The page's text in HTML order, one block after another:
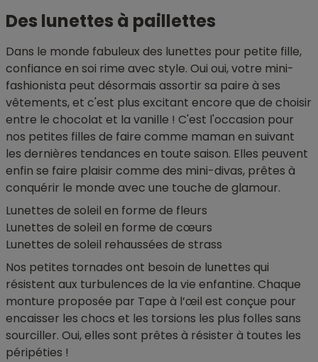
Des lunettes à paillettes
Dans le monde fabuleux des lunettes pour petite fille,
confiance en soi rime avec style. Oui oui, votre mini-
fashionista peut désormais assortir sa paire à ses
vêtements, et c'est plus excitant encore que de choisir
entre le chocolat et la vanille ! C'est l'occasion pour
nos petites filles de faire comme maman en suivant
les dernières tendances en toute saison. Elles peuvent
enfin se faire plaisir comme des mini-divas, prêtes à
conquérir le monde avec une touche de glamour.
Lunettes de soleil en forme de fleurs
Lunettes de soleil en forme de cœurs
Lunettes de soleil rehaussées de strass
Nos petites tornades ont besoin de lunettes qui
résistent aux turbulences de la vie enfantine. Chaque
monture proposée par Tape à l’œil est conçue pour
encaisser les chocs et les torsions les plus folles sans
sourciller. Oui, elles sont prêtes à résister à toutes les
péripéties !